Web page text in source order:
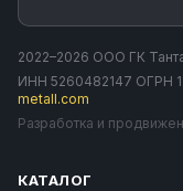
2022–2026 ООО ГК
ИНН 5260482147 ОГРН
metall.com
Разработка и
КАТАЛОГ